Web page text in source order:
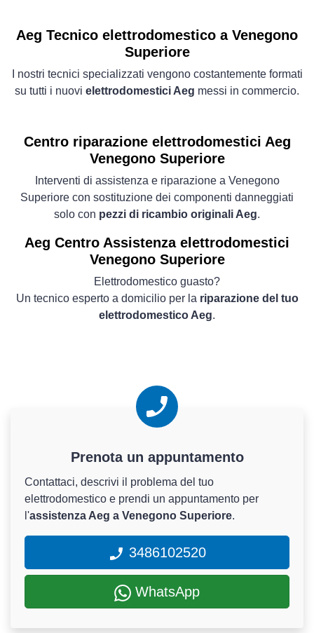
Aeg Tecnico elettrodomestico a Venegono
Superiore
I nostri tecnici specializzati vengono costantemente formati
su tutti i nuovi elettrodomestici Aeg messi in commercio.
Centro riparazione elettrodomestici Aeg
Venegono Superiore
Interventi di assistenza e riparazione a Venegono
Superiore con sostituzione dei componenti danneggiati
solo con pezzi di ricambio originali Aeg.
Aeg Centro Assistenza elettrodomestici
Venegono Superiore
Elettrodomestico guasto?
Un tecnico esperto a domicilio per la riparazione del tuo
elettrodomestico Aeg.
Prenota un appuntamento
Contattaci, descrivi il problema del tuo
elettrodomestico e prendi un appuntamento per
l'assistenza Aeg a Venegono Superiore.
3486102520
WhatsApp